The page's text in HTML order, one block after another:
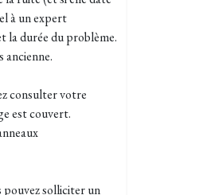
à un expert
la durée du problème.
consulter votre
est couvert.
pouvez solliciter un